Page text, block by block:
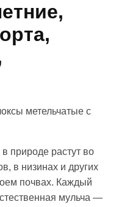
метельчатые с
природе растут во
в низинах и других
почвах. Каждый
мульча —